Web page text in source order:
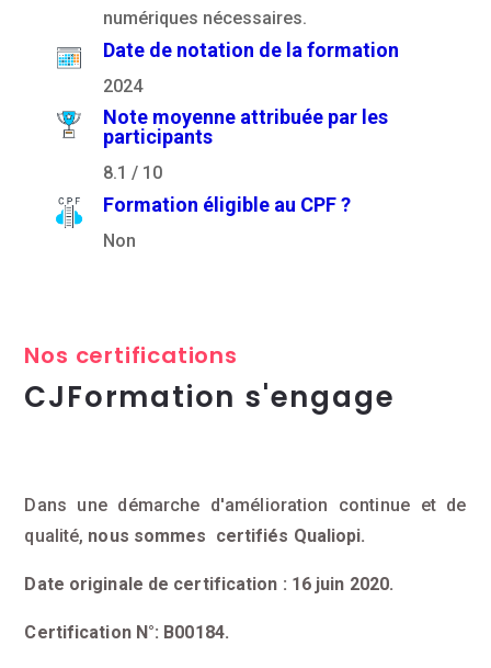
numériques nécessaires.
Date de notation de la formation
2024
Note moyenne attribuée par les
participants
8.1 / 10
Formation éligible au CPF ?
Non
Nos certifications
CJFormation s'engage
Dans une démarche d'amélioration continue et de
qualité, nous sommes certifiés Qualiopi.
Date originale de certification : 16 juin 2020.
Certification N°: B00184.